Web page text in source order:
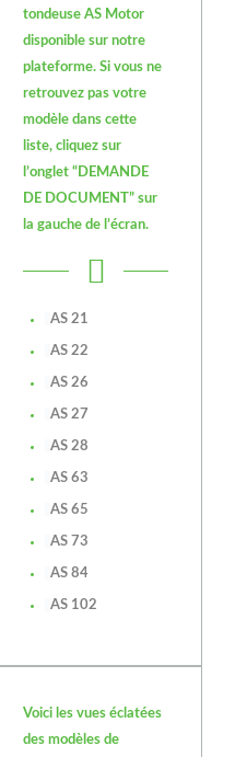
tondeuse AS Motor
disponible sur notre
plateforme. Si vous ne
retrouvez pas votre
modèle dans cette
liste, cliquez sur
l’onglet “DEMANDE
DE DOCUMENT” sur
la gauche de l’écran.
AS 21
AS 22
AS 26
AS 27
AS 28
AS 63
AS 65
AS 73
AS 84
AS 102
Voici les vues éclatées
des modèles de